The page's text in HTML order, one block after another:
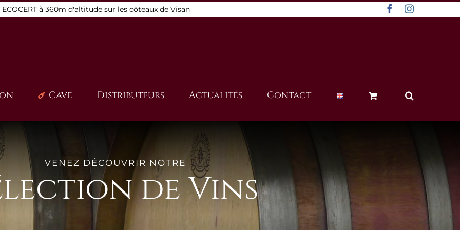
à 360m d'altitude sur les côteaux de Visan FacebookInstagram
Cave Distributeurs Actualités Contact
VENEZ DÉCOUVRIR NOTRE
de Vins